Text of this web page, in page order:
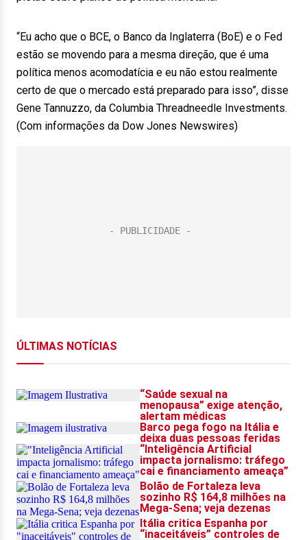
“Eu acho que o BCE, o Banco da Inglaterra (BoE) e o Fed
estão se movendo para a mesma direção, que é uma
política menos acomodatícia e eu não estou realmente
certo de que o mercado está preparado para isso”, disse
Gene Tannuzzo, da Columbia Threadneedle Investments.
(Com informações da Dow Jones Newswires)